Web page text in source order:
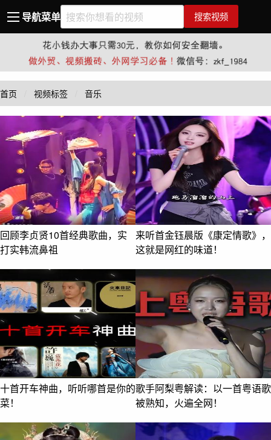
导航菜单 搜索视频
首页 视频标签 音乐
回顾李贞贤10首经典歌曲，实
打实韩流鼻祖
来听首金钰晨版《康定情歌》，
这就是网红的味道！
十首开车神曲，听听哪首是你的
菜！
歌手阿梨粤解读：以一首粤语歌
被熟知，火遍全网！